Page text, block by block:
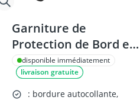
Garniture de
Protection de Bord en
Caoutchouc, 3,1 m
disponible immédiatement
livraison gratuite
: bordure autocollante,